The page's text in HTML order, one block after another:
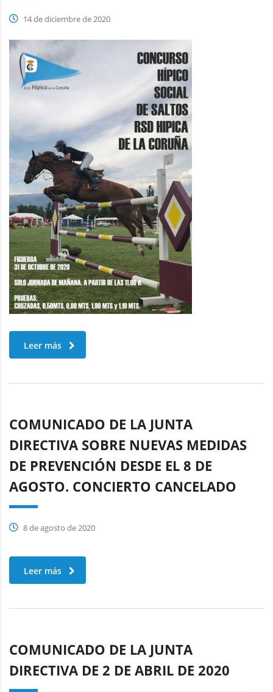
14 de diciembre de 2020
Leer más
COMUNICADO DE LA JUNTA
DIRECTIVA SOBRE NUEVAS MEDIDAS
DE PREVENCIÓN DESDE EL 8 DE
AGOSTO. CONCIERTO CANCELADO
8 de agosto de 2020
Leer más
COMUNICADO DE LA JUNTA
DIRECTIVA DE 2 DE ABRIL DE 2020